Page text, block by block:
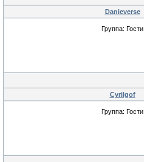
Danieverse
Группа: Гости
Cyrilgof
Группа: Гости